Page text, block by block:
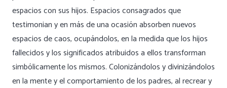
espacios con sus hijos. Espacios consagrados que
testimonian y en más de una ocasión absorben nuevos
espacios de caos, ocupándolos, en la medida que los hijos
fallecidos y los significados atribuidos a ellos transforman
simbólicamente los mismos. Colonizándolos y divinizándolos
en la mente y el comportamiento de los padres, al recrear y